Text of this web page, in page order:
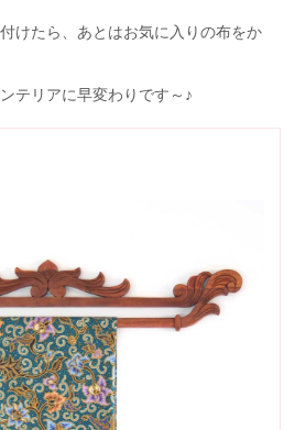
けたら、あとはお気に入りの布をか
テリアに早変わりです～♪